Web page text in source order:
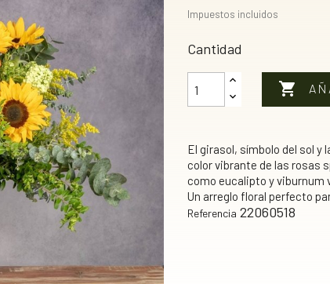
Impuestos incluidos
Cantidad

El girasol, símbolo del sol y
color vibrante de las rosas
como eucalipto y
Un arreglo floral perfecto
Referencia 22060518